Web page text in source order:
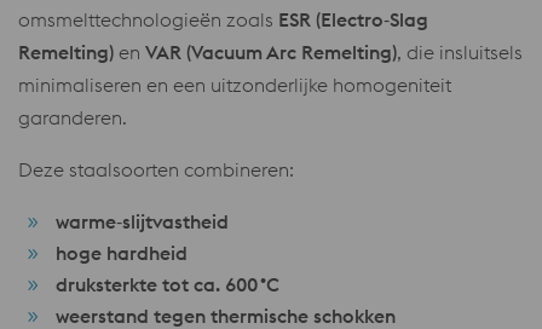
omsmelttechnologieën zoals ESR (Electro‑Slag
Remelting) en VAR (Vacuum Arc Remelting), die insluitsels
minimaliseren en een uitzonderlijke homogeniteit
garanderen.
Deze staalsoorten combineren:
warme‑slijtvastheid
hoge hardheid
druksterkte tot ca. 600 °C
weerstand tegen thermische schokken